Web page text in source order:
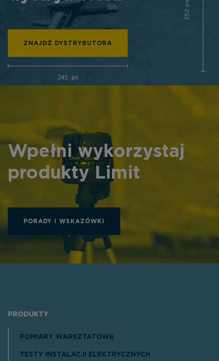
ZNAJDŹ DYSTRYBUTORA
245 px
252 px
Wpełni wykorzystaj
produkty Limit
PORADY I WSKAZÓWKI
PRODUKTY
POMIARY WARSZTATOWE
TESTY INSTALACJI ELEKTRYCZNYCH